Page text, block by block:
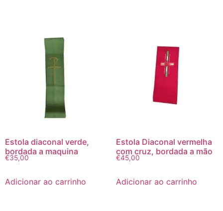
Estola diaconal verde,
bordada a maquina
€35,00
Adicionar ao carrinho
Estola Diaconal vermelha
com cruz, bordada a mão
€45,00
Adicionar ao carrinho